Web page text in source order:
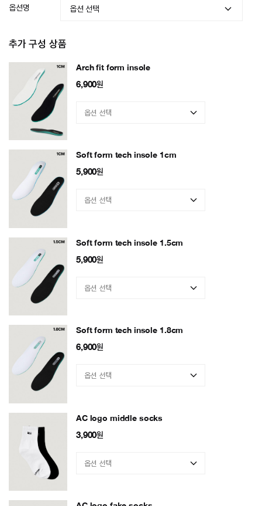
옵션명
추가 구성 상품
Arch fit form insole
6,900원
Soft form tech insole 1cm
5,900원
Soft form tech insole 1.5cm
5,900원
Soft form tech insole 1.8cm
6,900원
AC logo middle socks
3,900원